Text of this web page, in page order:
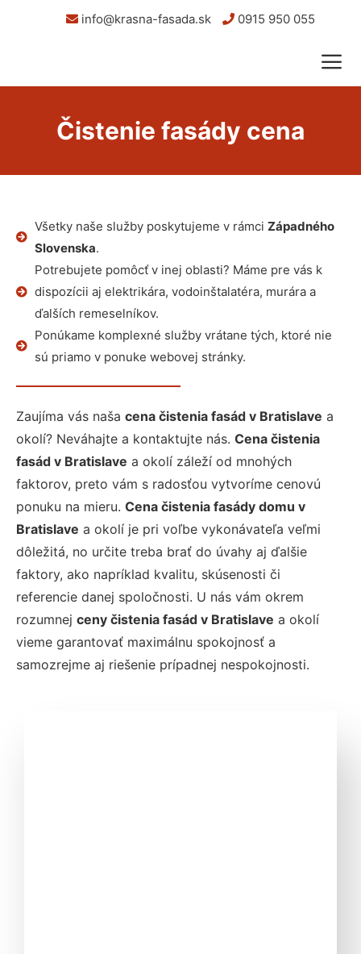
info@krasna-fasada.sk 0915 950 055
Čistenie fasády cena
Všetky naše služby poskytujeme v rámci Západného
Slovenska.
Potrebujete pomôcť v inej oblasti? Máme pre vás k
dispozícii aj elektrikára, vodoinštalatéra, murára a
ďalších remeselníkov.
Ponúkame komplexné služby vrátane tých, ktoré nie
sú priamo v ponuke webovej stránky.
Zaujíma vás naša cena čistenia fasád v Bratislave a
okolí? Neváhajte a kontaktujte nás. Cena čistenia
fasád v Bratislave a okolí záleží od mnohých
faktorov, preto vám s radosťou vytvoríme cenovú
ponuku na mieru. Cena čistenia fasády domu v
Bratislave a okolí je pri voľbe vykonávateľa veľmi
dôležitá, no určite treba brať do úvahy aj ďalšie
faktory, ako napríklad kvalitu, skúsenosti či
referencie danej spoločnosti. U nás vám okrem
rozumnej ceny čistenia fasád v Bratislave a okolí
vieme garantovať maximálnu spokojnosť a
samozrejme aj riešenie prípadnej nespokojnosti.